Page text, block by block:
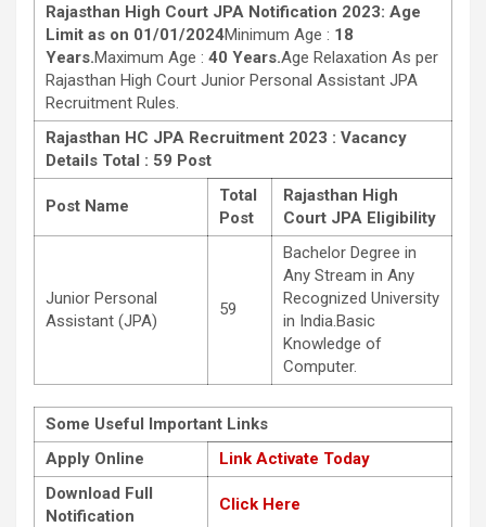
Rajasthan High Court JPA Notification 2023: Age
Limit as on 01/01/2024Minimum Age : 18
Years.Maximum Age : 40 Years.Age Relaxation As per
Rajasthan High Court Junior Personal Assistant JPA
Recruitment Rules.
Rajasthan HC JPA Recruitment 2023 : Vacancy
Details Total : 59 Post
Post Name
Total
Post
Rajasthan High
Court JPA Eligibility
Junior Personal
Assistant (JPA)
59
Bachelor Degree in
Any Stream in Any
Recognized University
in India.Basic
Knowledge of
Computer.
Some Useful Important Links
Apply Online
Link Activate Today
Download Full
Notification
Click Here